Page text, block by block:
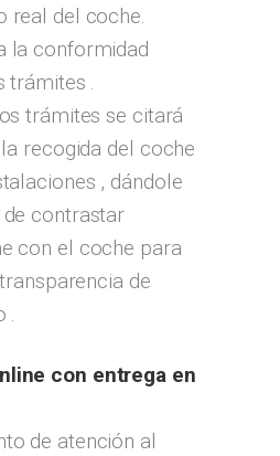
real del coche.
la conformidad
trámites .
trámites se citará
recogida del coche
, dándole
contrastar
con el coche para
de
.
con entrega en
de atención al